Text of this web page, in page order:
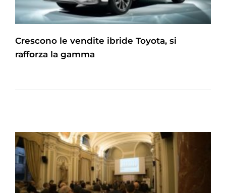
Crescono le vendite ibride Toyota, si
rafforza la gamma